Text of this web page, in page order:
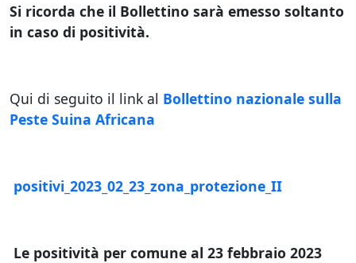
Si ricorda che il Bollettino sarà emesso soltanto
in caso di positività.
Qui di seguito il link al Bollettino nazionale sulla
Peste Suina Africana
positivi_2023_02_23_zona_protezione_II
Le positività per comune al 23 febbraio 2023